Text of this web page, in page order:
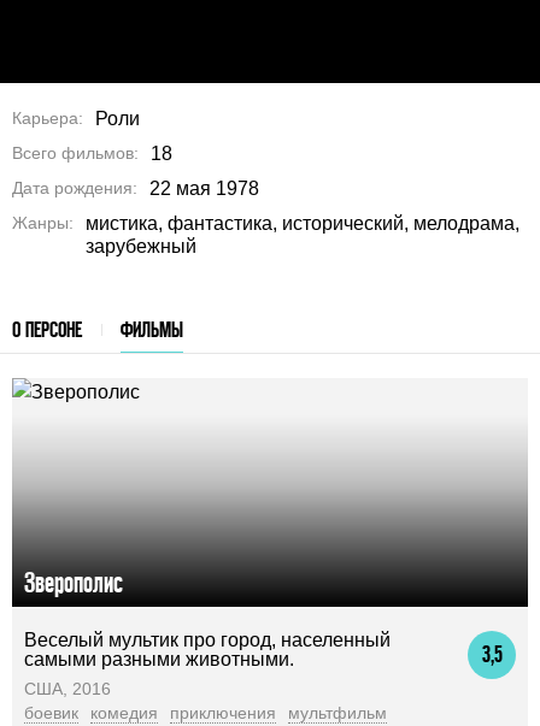
Карьера Роли
Всего фильмов 18
Дата рождения 22 мая 1978
Жанры
мистика, фантастика, исторический, мелодрама,
зарубежный
О ПЕРСОНЕ ФИЛЬМЫ
Зверополис
3,5
Веселый мультик про город, населенный
самыми разными животными.
США, 2016
боевик
комедия приключения
мультфильм